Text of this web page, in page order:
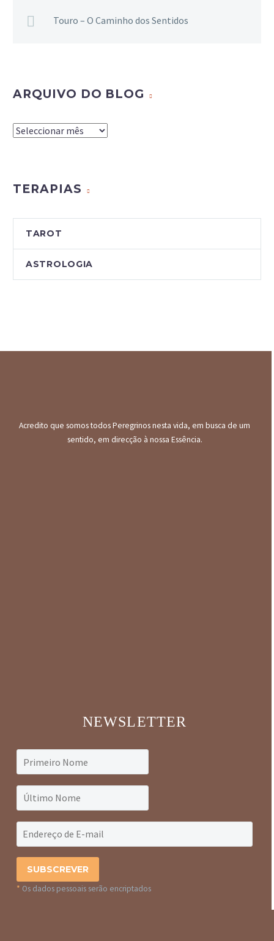
Touro – O Caminho dos Sentidos
ARQUIVO DO BLOG
Arquivo
TERAPIAS
TAROT
ASTROLOGIA
Acredito que somos todos Peregrinos nesta vida, em busca de um
sentido, em direcção à nossa Essência.
NEWSLETTER
* Os dados pessoais serão encriptados